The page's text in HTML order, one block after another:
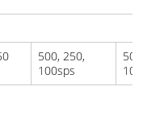
500, 250,
100sps